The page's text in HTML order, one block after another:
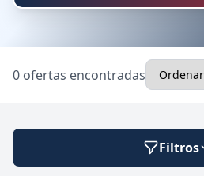
Ubicación
0 ofertas encontradas
Filtros